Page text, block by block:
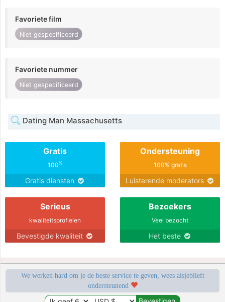
Favoriete film
Niet gespecificeerd
Favoriete nummer
Niet gespecificeerd
Dating Man Massachusetts
Gratis
100%
Gratis diensten
Ondersteuning
100% gratis
Luisterende moderators
Serieus
kwaliteitsprofielen
Bevestigde kwaliteit
Bezoekers
Veel bezocht
Het beste
We werken hard om je de beste service te geven, wees alsjeblieft
ondersteunend